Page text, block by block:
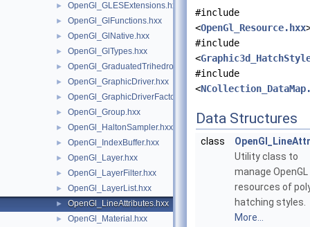
► OpenGl_GLESExtensions.hxx
► OpenGl_GlFunctions.hxx
► OpenGl_GlNative.hxx
► OpenGl_GlTypes.hxx
► OpenGl_GraduatedTrihedron.hxx
► OpenGl_GraphicDriver.hxx
► OpenGl_GraphicDriverFactory.hxx
► OpenGl_Group.hxx
► OpenGl_HaltonSampler.hxx
► OpenGl_IndexBuffer.hxx
► OpenGl_Layer.hxx
► OpenGl_LayerFilter.hxx
► OpenGl_LayerList.hxx
► OpenGl_LineAttributes.hxx
► OpenGl_Material.hxx
#include
<OpenGl_Resource.hxx
#include
<
#include
<
Data Structures
class
Utility class to
manage OpenGL
resources of
hatching styles.
More...